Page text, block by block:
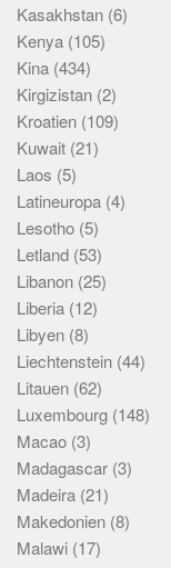
Kasakhstan (6)
Kenya (105)
Kina (434)
Kirgizistan (2)
Kroatien (109)
Kuwait (21)
Laos (5)
Latineuropa (4)
Lesotho (5)
Letland (53)
Libanon (25)
Liberia (12)
Libyen (8)
Liechtenstein (44)
Litauen (62)
Luxembourg (148)
Macao (3)
Madagascar (3)
Madeira (21)
Makedonien (8)
Malawi (17)